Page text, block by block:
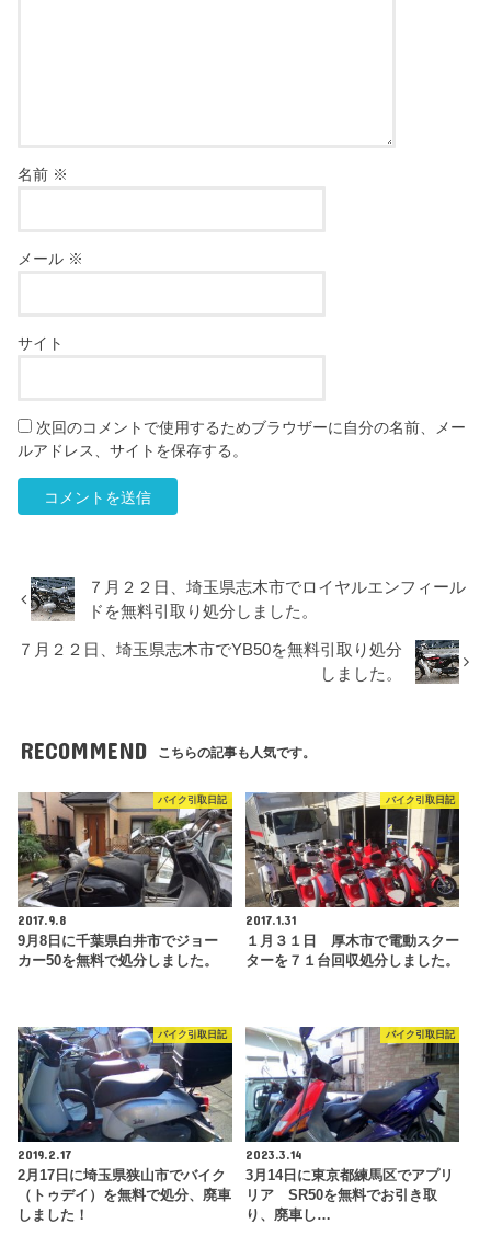
名前 ※
メール ※
サイト
次回のコメントで使用するためブラウザーに自分の名前、メー
ルアドレス、サイトを保存する。
７月２２日、埼玉県志木市でロイヤルエンフィール
ドを無料引取り処分しました。
７月２２日、埼玉県志木市でYB50を無料引取り処分
しました。
RECOMMEND こちらの記事も人気です。
バイク引取日記
2017.9.8
9月8日に千葉県白井市でジョー
カー50を無料で処分しました。
バイク引取日記
2017.1.31
１月３１日 厚木市で電動スクー
ターを７１台回収処分しました。
バイク引取日記
2019.2.17
2月17日に埼玉県狭山市でバイク
（トゥデイ）を無料で処分、廃車
しました！
バイク引取日記
2023.3.14
3月14日に東京都練馬区でアプリ
リア SR50を無料でお引き取
り、廃車し…